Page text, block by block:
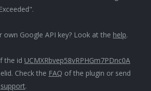
own Google API key? Look at the help.
the id UCMXRbvep58vRPHGm7PDnc0A
Check the FAQ of the plugin or send
support.